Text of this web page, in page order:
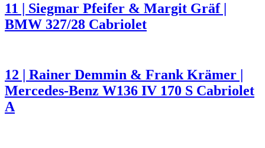
11 | Siegmar Pfeifer & Margit Gräf |
BMW 327/28 Cabriolet
12 | Rainer Demmin & Frank Krämer |
Mercedes-Benz W136 IV 170 S Cabriolet
A